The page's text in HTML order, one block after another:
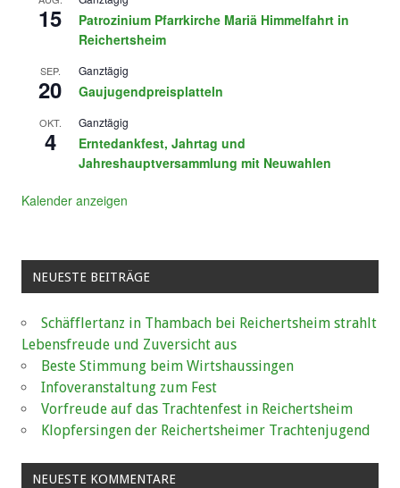
15
Patrozinium Pfarrkirche Mariä Himmelfahrt in
Reichertsheim
SEP.
20
Ganztägig
Gaujugendpreisplatteln
OKT.
4
Ganztägig
Erntedankfest, Jahrtag und
Jahreshauptversammlung mit Neuwahlen
Kalender anzeigen
NEUESTE BEITRÄGE
Schäfflertanz in Thambach bei Reichertsheim strahlt
Lebensfreude und Zuversicht aus
Beste Stimmung beim Wirtshaussingen
Infoveranstaltung zum Fest
Vorfreude auf das Trachtenfest in Reichertsheim
Klopfersingen der Reichertsheimer Trachtenjugend
NEUESTE KOMMENTARE